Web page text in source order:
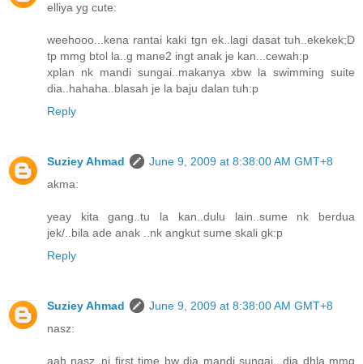
elliya yg cute:
weehooo...kena rantai kaki tgn ek..lagi dasat tuh..ekekek;D
tp mmg btol la..g mane2 ingt anak je kan...cewah:p
xplan nk mandi sungai..makanya xbw la swimming suite
dia..hahaha..blasah je la baju dalan tuh:p
Reply
Suziey Ahmad
June 9, 2009 at 8:38:00 AM GMT+8
akma:
yeay kita gang..tu la kan..dulu lain..sume nk berdua
jek/..bila ade anak ..nk angkut sume skali gk:p
Reply
Suziey Ahmad
June 9, 2009 at 8:38:00 AM GMT+8
nasz:
aah nasz..ni first time bw dia mandi sungai...dia dhla mmg